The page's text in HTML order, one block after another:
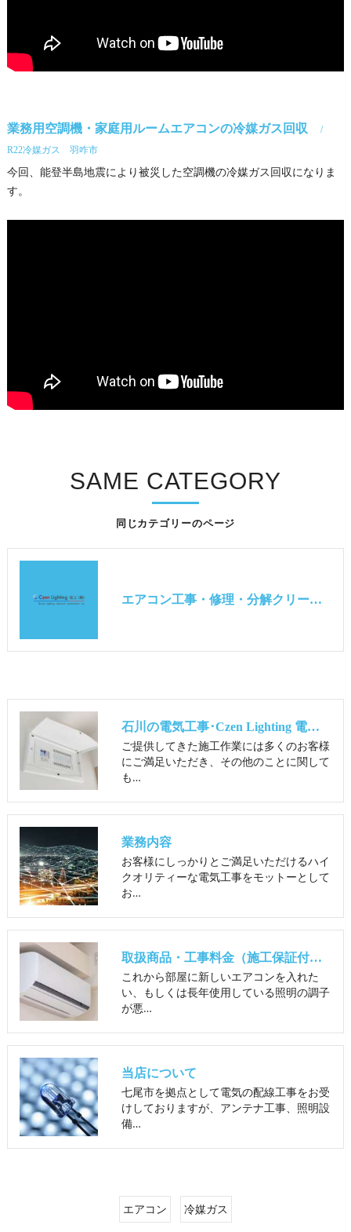
業務用空調機・家庭用ルームエアコンの冷媒ガス回収
R22冷媒ガス 羽咋市
今回、能登半島地震により被災した空調機の冷媒ガス回収になりま
す。
同じカテゴリーのページ
SAME CATEGORY
エアコン工事・修理・分解クリーニングの動画Vlog
石川の電気工事･Czen Lighting 電工の口コミ情報
ご提供してきた施工作業には多くのお客様
にご満足いただき、その他のことに関して
も…
業務内容
お客様にしっかりとご満足いただけるハイ
クオリティーな電気工事をモットーとして
お…
取扱商品・工事料金（施工保証付き）
これから部屋に新しいエアコンを入れた
い、もしくは長年使用している照明の調子
が悪…
当店について
七尾市を拠点として電気の配線工事をお受
けしておりますが、アンテナ工事、照明設
備…
エアコン 冷媒ガス